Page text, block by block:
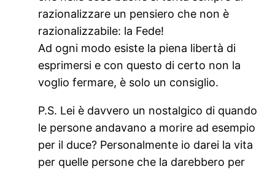
razionalizzare un pensiero che non è
razionalizzabile: la Fede!
Ad ogni modo esiste la piena libertà di
esprimersi e con questo di certo non la
voglio fermare, è solo un consiglio.
P.S. Lei è davvero un nostalgico di quando
le persone andavano a morire ad esempio
per il duce? Personalmente io darei la vita
per quelle persone che la darebbero per